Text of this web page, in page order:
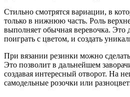
Стильно смотрятся вариации, в
только в нижнюю часть. Роль
выполняет обычная веревочка. Это
поиграть с цветом, и создать
При вязании резинки можно
Это позволит в дальнейшем
создавая интересный отворот. На
самодельные розочки или